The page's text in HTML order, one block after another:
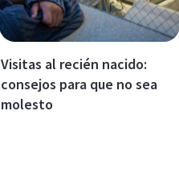
Visitas al recién nacido:
consejos para que no sea
molesto